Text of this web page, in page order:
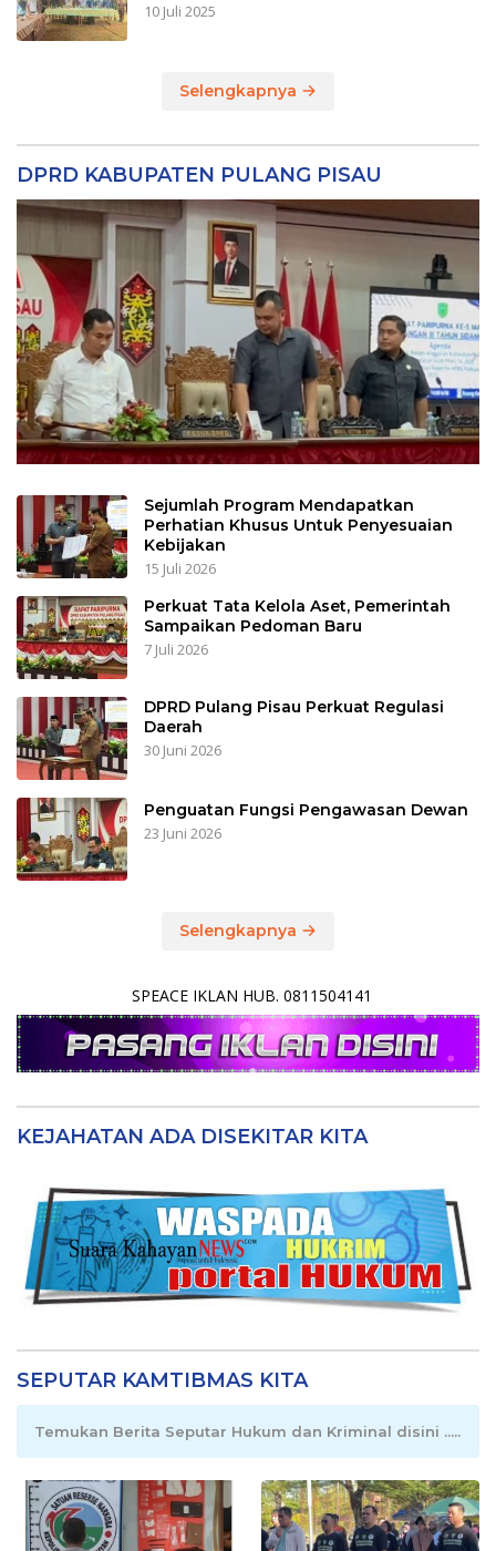
10 Juli 2025
Selengkapnya
DPRD KABUPATEN PULANG PISAU
Sejumlah Program Mendapatkan
Perhatian Khusus Untuk Penyesuaian
Kebijakan
15 Juli 2026
Perkuat Tata Kelola Aset, Pemerintah
Sampaikan Pedoman Baru
7 Juli 2026
DPRD Pulang Pisau Perkuat Regulasi
Daerah
30 Juni 2026
Penguatan Fungsi Pengawasan Dewan
23 Juni 2026
Selengkapnya
SPEACE IKLAN HUB. 0811504141
KEJAHATAN ADA DISEKITAR KITA
SEPUTAR KAMTIBMAS KITA
Temukan Berita Seputar Hukum dan Kriminal disini .....